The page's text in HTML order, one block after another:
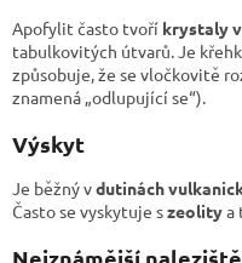
Apofylit často tvoří krystaly
tabulkovitých útvarů. Je
způsobuje, že se vločkovitě
znamená „odlupující se“).
Výskyt
Je běžný vdutinách
Často se vyskytuje szeolitya